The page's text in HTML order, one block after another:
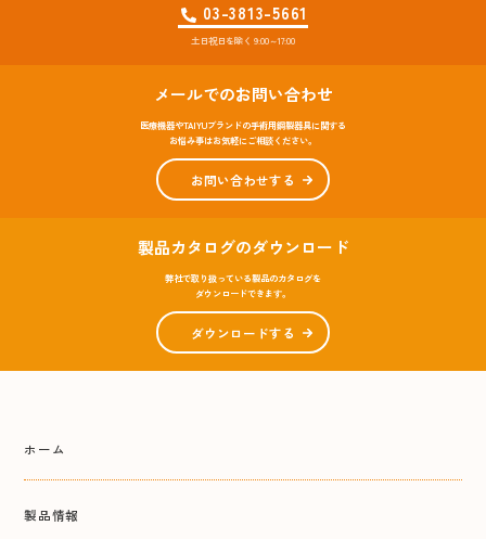
03-3813-5661
土日祝日を除く 9:00～17:00
メールでのお問い合わせ
医療機器やTAIYUブランドの手術用鋼製器具に関する
お悩み事はお気軽にご相談ください。
お問い合わせする
製品カタログのダウンロード
弊社で取り扱っている製品のカタログを
ダウンロードできます。
ダウンロードする
ホーム
製品情報